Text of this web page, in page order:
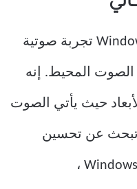
يوفر الصوت المكاني على Windows تجربة صوتية
الصوت المحيط. إنه
حيث يأتي الصوت
تبحث عن تحسين
على Windows ،